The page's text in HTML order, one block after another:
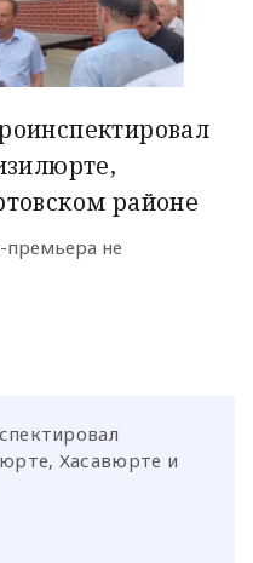
районе
премьера не
Хасавюрте и